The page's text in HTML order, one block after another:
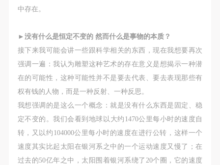
中存在。
►没有什么是恒定不变的 然而什么是事物的本质？
接下来我可能会讲一些跟科学相关的东西，现在我想要再次
强调一遍：我认为雕塑这种艺术的存在意义是想揭示一种潜
在的可能性，这种可能性并不是要去代表、要去表现那些有
权有钱的人物，而是一种反射、一种反思。
我想强调的是这么一个概念：就是没有什么东西是固定、稳
定不变的。我们会看到地球以大约1470公里每小时的速度自
转，又以约104000公里每小时的速度在进行公转，这样一个
速度其实比起太阳在银河系之中的一个运动速度又慢了；在
过去的50亿年之中，太阳围着银河系绕了20个圈，它的速度